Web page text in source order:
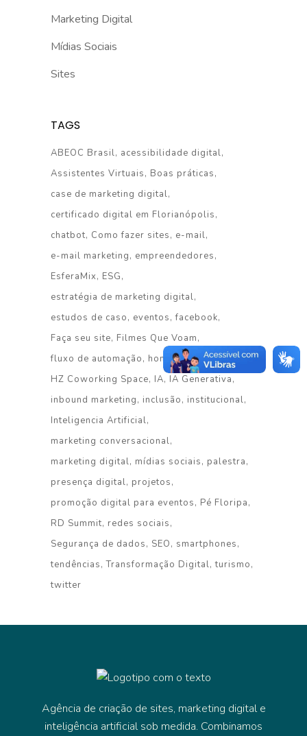
Marketing Digital
Mídias Sociais
Sites
TAGS
ABEOC Brasil acessibilidade digital
Assistentes Virtuais
Boas práticas
case de marketing digital
certificado digital em Florianópolis
chatbot Como fazer sites
e-mail
e-mail marketing
empreendedores
EsferaMix
ESG
estratégia de marketing digital
estudos de caso
eventos facebook
Faça seu site Filmes Que Voam
fluxo de automação
homenagem
HZ Coworking Space IA IA Generativa
inbound marketing
inclusão
institucional
Inteligencia Artificial
marketing conversacional
marketing digital mídias sociais
palestra
presença digital projetos
promoção digital para eventos
Pé Floripa
RD Summit redes sociais
Segurança de dados
SEO
smartphones
tendências Transformação Digital turismo
twitter
Agência de criação de sites, marketing digital e
inteligência artificial sob medida. Combinamos